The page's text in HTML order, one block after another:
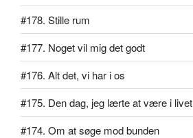
#178. Stille rum
#177. Noget vil mig det godt
#176. Alt det, vi har i os
#175. Den dag, jeg lærte at være i livet
#174. Om at søge mod bunden